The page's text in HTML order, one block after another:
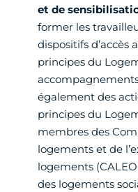
et de
former les
dispositifs
principes du
également des
principes du
membres des
logements et de
logements
des logements